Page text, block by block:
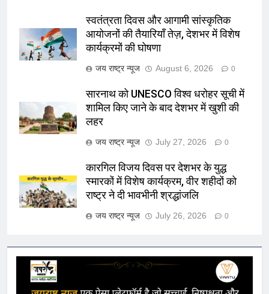
स्वतंत्रता दिवस और आगामी सांस्कृतिक
आयोजनों की तैयारियाँ तेज़, देशभर में विशेष
कार्यक्रमों की घोषणा
जय राष्ट्र न्यूज August 6, 2026 0
सारनाथ को UNESCO विश्व धरोहर सूची में
शामिल किए जाने के बाद देशभर में खुशी की
लहर
जय राष्ट्र न्यूज July 27, 2026 0
कारगिल विजय दिवस पर देशभर के युद्ध
स्मारकों में विशेष कार्यक्रम, वीर शहीदों को
राष्ट्र ने दी भावभीनी श्रद्धांजलि
जय राष्ट्र न्यूज July 26, 2026 0